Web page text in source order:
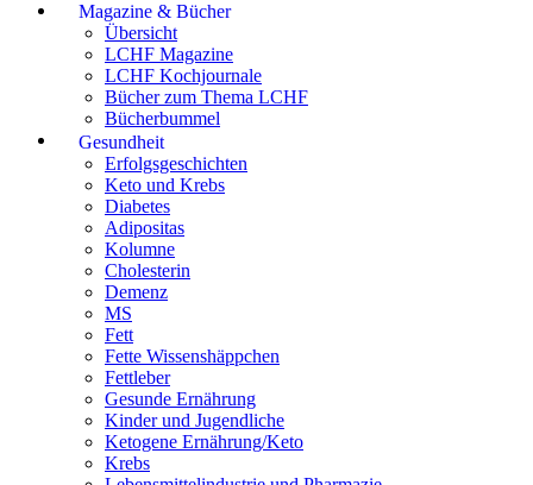
Magazine & Bücher
Übersicht
LCHF Magazine
LCHF Kochjournale
Bücher zum Thema LCHF
Bücherbummel
Gesundheit
Erfolgsgeschichten
Keto und Krebs
Diabetes
Adipositas
Kolumne
Cholesterin
Demenz
MS
Fett
Fette Wissenshäppchen
Fettleber
Gesunde Ernährung
Kinder und Jugendliche
Ketogene Ernährung/Keto
Krebs